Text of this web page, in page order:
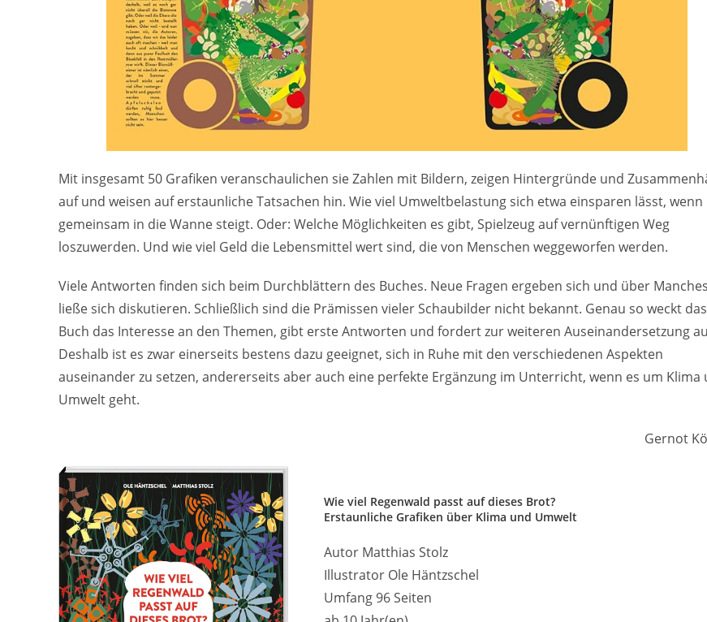
Mit insgesamt 50 Grafiken veranschaulichen sie Zahlen mit Bildern, zeigen Hintergründe und
auf und weisen auf erstaunliche Tatsachen hin. Wie viel Umweltbelastung sich etwa einsparen lässt, wenn
gemeinsam in die Wanne steigt. Oder: Welche Möglichkeiten es gibt, Spielzeug auf vernünftigen Weg
loszuwerden. Und wie viel Geld die Lebensmittel wert sind, die von Menschen weggeworfen werden.
Viele Antworten finden sich beim Durchblättern des Buches. Neue Fragen ergeben sich und über Manches
ließe sich diskutieren. Schließlich sind die Prämissen vieler Schaubilder nicht bekannt. Genau so weckt das
Buch das Interesse an den Themen, gibt erste Antworten und fordert zur weiteren Auseinandersetzung
Deshalb ist es zwar einerseits bestens dazu geeignet, sich in Ruhe mit den verschiedenen Aspekten
auseinander zu setzen, andererseits aber auch eine perfekte Ergänzung im Unterricht, wenn es um Klima
Umwelt geht.
Gernot
Wie viel Regenwald passt auf dieses Brot?
Erstaunliche Grafiken über Klima und Umwelt
Autor Matthias Stolz
Illustrator Ole Häntzschel
Umfang 96 Seiten